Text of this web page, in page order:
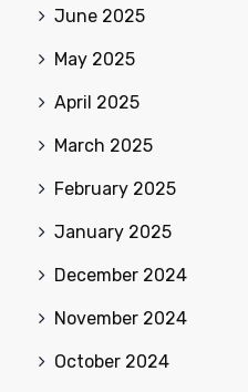
June 2025
May 2025
April 2025
March 2025
February 2025
January 2025
December 2024
November 2024
October 2024